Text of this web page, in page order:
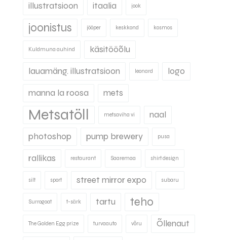
illustratsioon itaalia jook
joonistus jööper keskkond kosmos
Kuldmuna auhind käsitööõlu
lauamäng. illustratsioon leonard logo
manna la roosa mets
Metsatöll metsaviha vi naal
photoshop pump brewery pusa
rallikas restaurant Saaremaa shirt design
silt sport street mirror expo subaru
Surrogoat t-särk tartu teho
The Golden Egg prize turvaauto võru Õllenaut